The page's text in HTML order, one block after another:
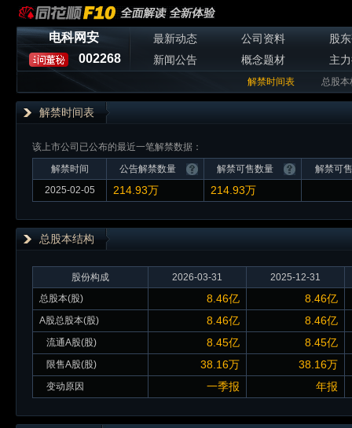
电科网安
002268
最新动态 公司资料
股
新闻公告
概念题材 主
解禁时间表 总股本
解禁时间表
该上市公司已公布的最近一笔解禁数据：
解禁时间
公告解禁数量 解禁可售数量
解禁可
2025-02-05
214.93万 214.93万
总股本结构
股份构成 2026-03-31
2025-12-31
总股本(股)
8.46亿 8.46亿
A股总股本(股) 8.46亿 8.46亿
流通A股(股) 8.45亿 8.45亿
限售A股(股) 38.16万 38.16万
变动原因 一季报 年报